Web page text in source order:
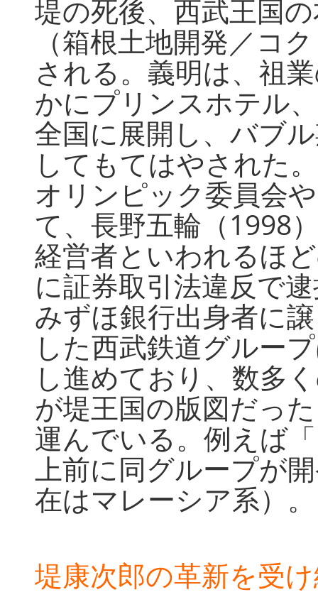
堤の死後、西武王国
（箱根土地開発／コ
される。義明は、祖
かにプリンスホテル
全国に展開し、バブ
してもてはやされた
オリンピック委員会
て、長野五輪（1998
経営者といわれるほ
に証券取引法違反で
みずほ銀行出身者に
した西武鉄道グルー
し進めており、数多
が堤王国の版図だっ
運んでいる。例えば
上前に同グループが
在はマレーシア系）。
堤康次郎の革新を受